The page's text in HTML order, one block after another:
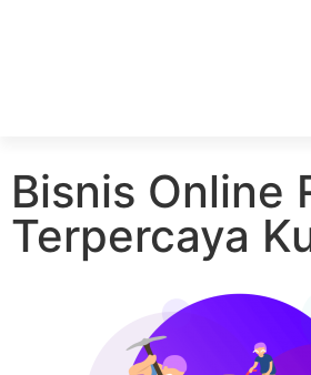
Bisnis Online
Terpercaya